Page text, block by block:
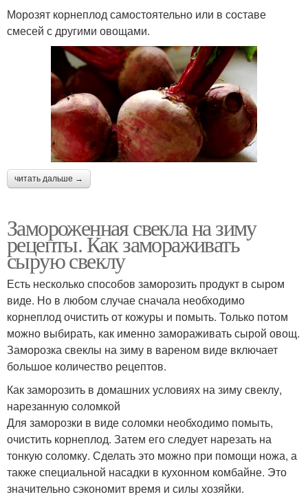
Морозят корнеплод самостоятельно или в составе
смесей с другими овощами.
читать дальше →
Замороженная свекла на зиму
рецепты. Как замораживать
сырую свеклу
Есть несколько способов заморозить продукт в сыром
виде. Но в любом случае сначала необходимо
корнеплод очистить от кожуры и помыть. Только потом
можно выбирать, как именно замораживать сырой овощ.
Заморозка свеклы на зиму в вареном виде включает
большое количество рецептов.
Как заморозить в домашних условиях на зиму свеклу,
нарезанную соломкой
Для заморозки в виде соломки необходимо помыть,
очистить корнеплод. Затем его следует нарезать на
тонкую соломку. Сделать это можно при помощи ножа, а
также специальной насадки в кухонном комбайне. Это
значительно сэкономит время и силы хозяйки.